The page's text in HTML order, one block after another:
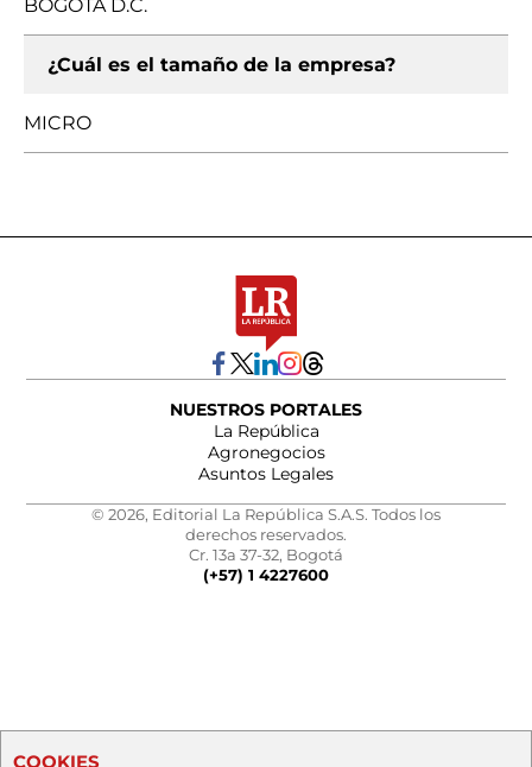
BOGOTA D.C.
¿Cuál es el tamaño de la empresa?
MICRO
NUESTROS PORTALES
La República
Agronegocios
Asuntos Legales
© 2026, Editorial La República S.A.S. Todos los
derechos reservados.
Cr. 13a 37-32, Bogotá
(+57) 1 4227600
COOKIES